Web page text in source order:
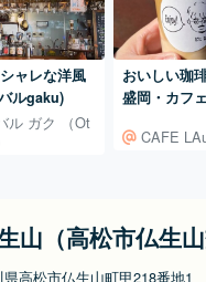
ャレな洋風
ルgaku)
ル ガク （Ot
おいしい珈
盛岡・カフ
CAFE
山（高松市仏生
県高松市仏生山町甲218番地1